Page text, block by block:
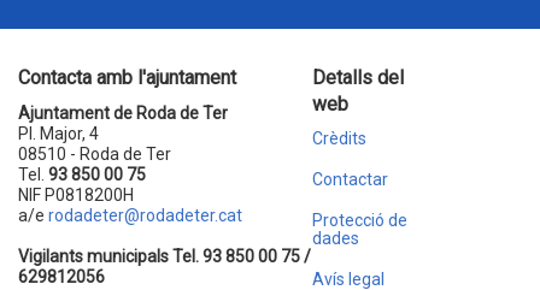
Contacta amb l'ajuntament
Ajuntament de Roda de Ter
Pl. Major, 4
08510 - Roda de Ter
Tel. 93 850 00 75
NIF P0818200H
a/e rodadeter@rodadeter.cat
Vigilants municipals Tel. 93 850 00 75 /
629812056
Detalls del
web
Crèdits
Contactar
Protecció de
dades
Avís legal